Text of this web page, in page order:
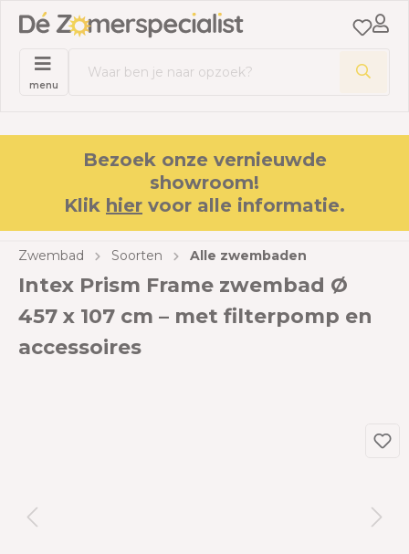
menu
Bezoek onze vernieuwde
showroom!
Klik hier voor alle informatie.
Zwembad Soorten Alle zwembaden
Intex Prism Frame zwembad Ø
457 x 107 cm – met filterpomp en
accessoires